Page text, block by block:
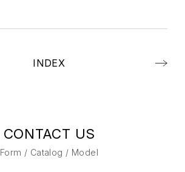
INDEX
CONTACT US
Form / Catalog / Model